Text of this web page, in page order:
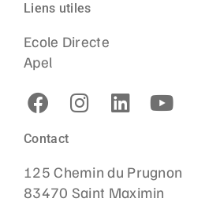
Liens utiles
Ecole Directe
Apel
Contact
125 Chemin du Prugnon
83470 Saint Maximin